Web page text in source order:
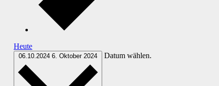
Heute
06.10.2024 6. Oktober 2024 Datum wählen.